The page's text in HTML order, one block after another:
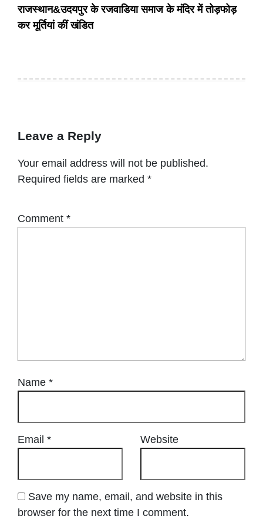
राजस्थान&उदयपुर के रजवाडिया समाज के मंदिर में तोड़फोड़
कर मूर्तियां कीं खंडित
Leave a Reply
Your email address will not be published.
Required fields are marked *
Comment *
Name *
Email * Website
Save my name, email, and website in this
browser for the next time I comment.